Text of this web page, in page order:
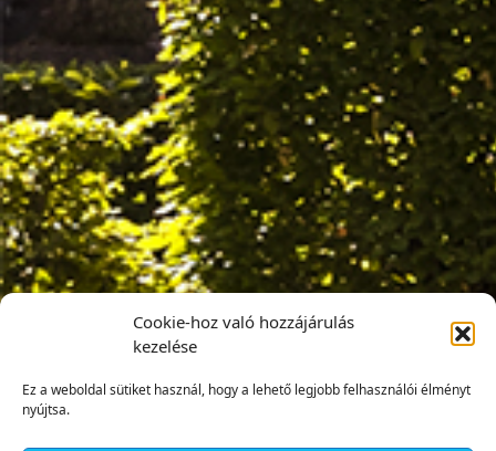
Cookie-hoz való hozzájárulás
kezelése
Ez a weboldal sütiket használ, hogy a lehető legjobb felhasználói élményt
nyújtsa.